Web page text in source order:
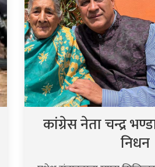
कांग्रेस नेता चन्द्र
निधन